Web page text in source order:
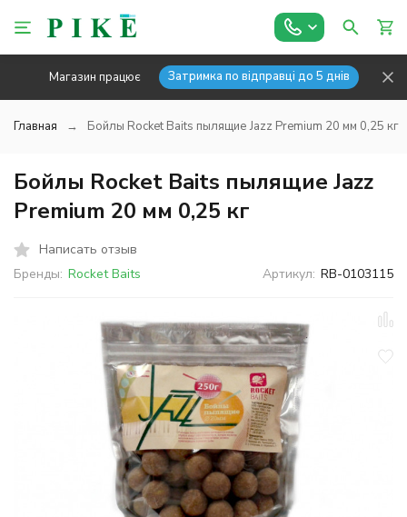
Магазин працює Затримка по відправці до 5 днів
Главная Бойлы Rocket Baits пылящие Jazz Premium 20 мм 0,25 кг
Бойлы Rocket Baits пылящие Jazz
Premium 20 мм 0,25 кг
Написать отзыв
Бренды: Rocket Baits Артикул: RB-0103115